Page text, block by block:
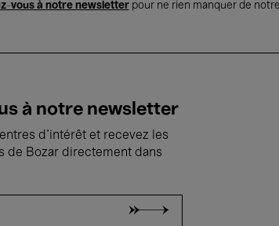
vous à notre newsletterpour ne rien manquer de
à notre newsletter
d'intérêt et recevez les
de Bozar directement dans